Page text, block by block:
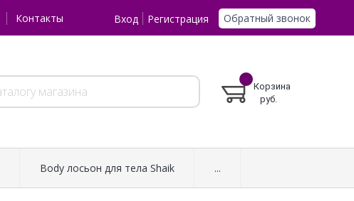
Контакты Вход Регистрация Обратный звонок
Корзина
руб.
Body лосьон для тела Shaik ...